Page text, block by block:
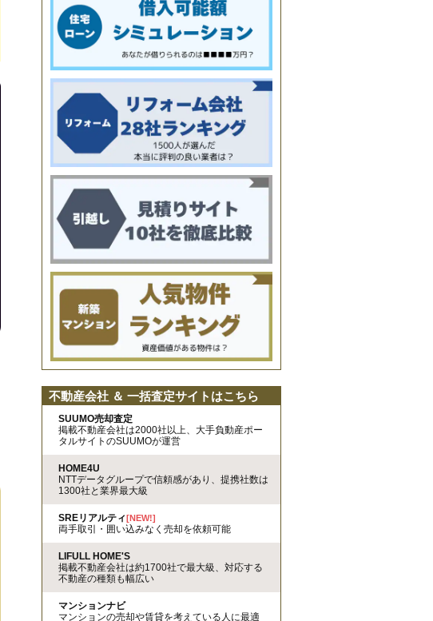
不動産会社 ＆ 一括査定サイトはこちら
SUUMO売却査定
掲載不動産会社は2000社以上、大手負動産ポー
タルサイトのSUUMOが運営
HOME4U
NTTデータグループで信頼感があり、提携社数は
1300社と業界最大級
SREリアルティ[NEW!]
両手取引・囲い込みなく売却を依頼可能
LIFULL HOME'S
掲載不動産会社は約1700社で最大級、対応する
不動産の種類も幅広い
マンションナビ
マンションの売却や賃貸を考えている人に最適